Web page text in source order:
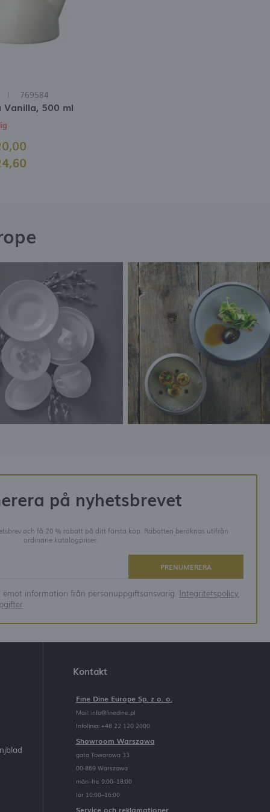
769584
Vanilla, 500 ml
på nyhetsbrevet
och få 20 % rabatt på ditt första köp. Rabatten beräknas utifrån
ordinarie katalogpriser.
PRENUMERERA
information från personuppgiftsansvarig. Integritetspolicy
Kontakt
Fine Dine Europe Sp. z o. o.
Mail: info@finedine.pl
Infolinia: +48 22 120 2000
Showroom Warszawa
gata Towarowa 33
00-869 Warszawa
mån–fre 9:00–18:00
lör 10:00–16:00
Service och reklamationer